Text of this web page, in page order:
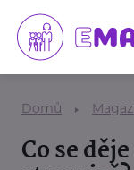
Domů
Co se